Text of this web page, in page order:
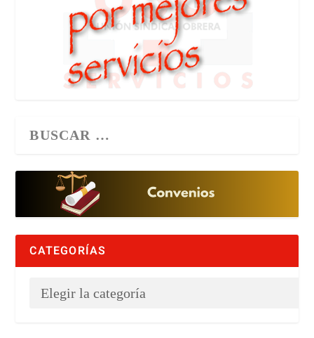
CATEGORÍAS